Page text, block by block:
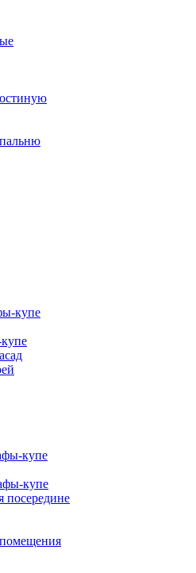
купе
купе
купе
посередине